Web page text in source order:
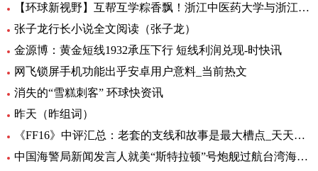
【环球新视野】互帮互学粽香飘！浙江中医药大学与浙江商职院国际学生共度端午
张子龙行长小说全文阅读（张子龙）
金源博：黄金短线1932承压下行 短线利润兑现-时快讯
网飞锁屏手机功能出乎安卓用户意料_当前热文
消失的“雪糕刺客” 环球快资讯
昨天（昨组词）
《FF16》中评汇总：老套的支线和故事是最大槽点_天天头条
中国海警局新闻发言人就美“斯特拉顿”号炮舰过航台湾海峡发表谈话|每日动态